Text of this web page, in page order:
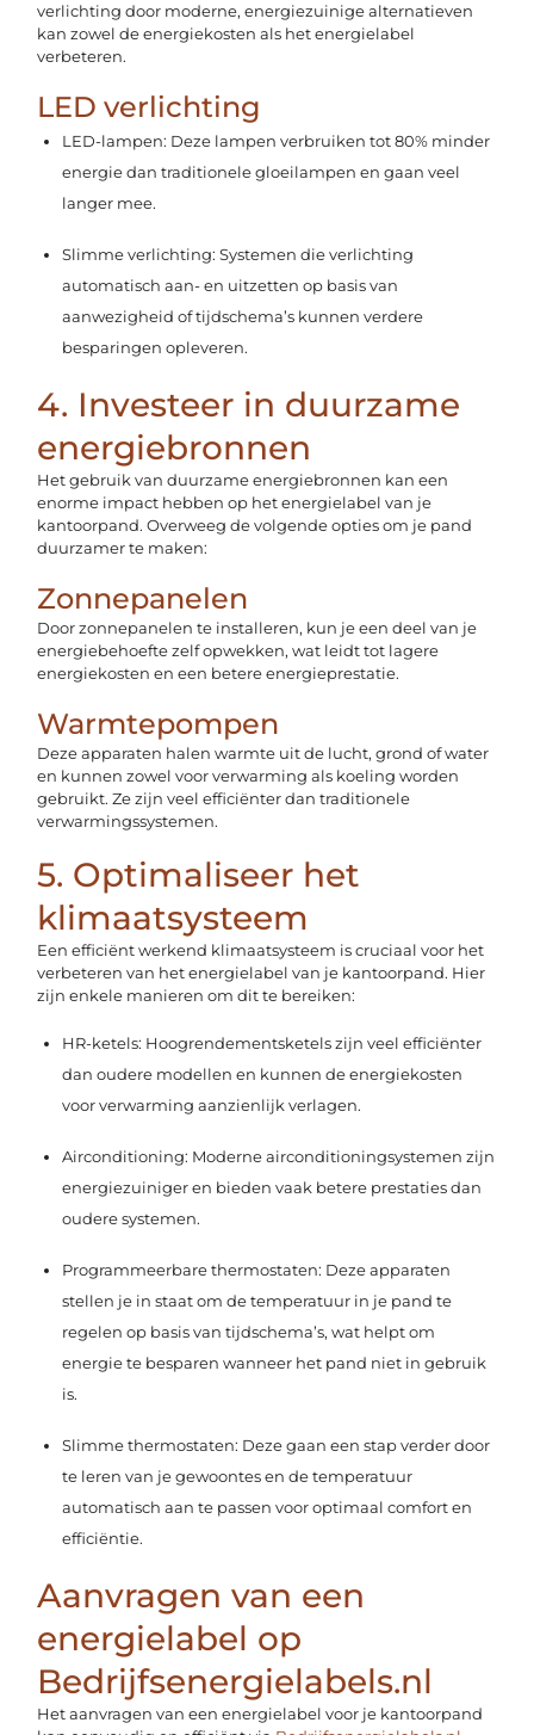
verlichting door moderne, energiezuinige alternatieven
kan zowel de energiekosten als het energielabel
verbeteren.
LED verlichting
LED-lampen: Deze lampen verbruiken tot 80% minder
energie dan traditionele gloeilampen en gaan veel
langer mee.
Slimme verlichting: Systemen die verlichting
automatisch aan- en uitzetten op basis van
aanwezigheid of tijdschema’s kunnen verdere
besparingen opleveren.
4. Investeer in duurzame
energiebronnen
Het gebruik van duurzame energiebronnen kan een
enorme impact hebben op het energielabel van je
kantoorpand. Overweeg de volgende opties om je pand
duurzamer te maken:
Zonnepanelen
Door zonnepanelen te installeren, kun je een deel van je
energiebehoefte zelf opwekken, wat leidt tot lagere
energiekosten en een betere energieprestatie.
Warmtepompen
Deze apparaten halen warmte uit de lucht, grond of water
en kunnen zowel voor verwarming als koeling worden
gebruikt. Ze zijn veel efficiënter dan traditionele
verwarmingssystemen.
5. Optimaliseer het
klimaatsysteem
Een efficiënt werkend klimaatsysteem is cruciaal voor het
verbeteren van het energielabel van je kantoorpand. Hier
zijn enkele manieren om dit te bereiken:
HR-ketels: Hoogrendementsketels zijn veel efficiënter
dan oudere modellen en kunnen de energiekosten
voor verwarming aanzienlijk verlagen.
Airconditioning: Moderne airconditioningsystemen zijn
energiezuiniger en bieden vaak betere prestaties dan
oudere systemen.
Programmeerbare thermostaten: Deze apparaten
stellen je in staat om de temperatuur in je pand te
regelen op basis van tijdschema’s, wat helpt om
energie te besparen wanneer het pand niet in gebruik
is.
Slimme thermostaten: Deze gaan een stap verder door
te leren van je gewoontes en de temperatuur
automatisch aan te passen voor optimaal comfort en
efficiëntie.
Aanvragen van een
energielabel op
Bedrijfsenergielabels.nl
Het aanvragen van een energielabel voor je kantoorpand